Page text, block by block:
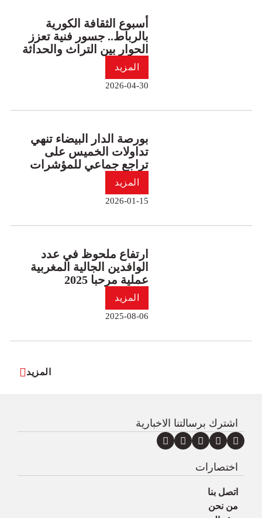
أسبوع الثقافة الكورية
بالرباط.. جسور فنية تعزز
الحوار بين التراث والحداثة
المزيد
2026-04-30
بورصة الدار البيضاء تنهي
تداولات الخميس على
تراجع جماعي للمؤشرات
المزيد
2026-01-15
ارتفاع ملحوظ في عدد
الوافدين الجالية المغربية
عملية مرحبا 2025
المزيد
2025-08-06
المزيد
اشترك برسالتنا الاخبارية
اختصارات
اتصل بنا
من نحن